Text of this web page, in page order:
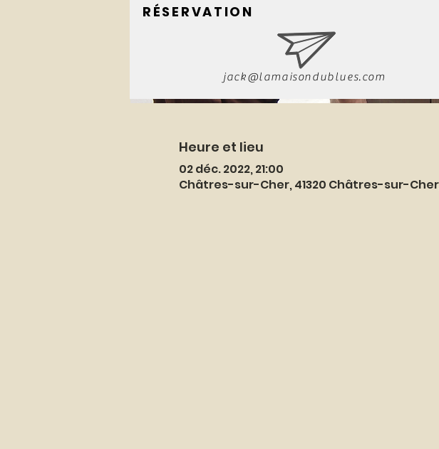
Heure et lieu
02 déc. 2022, 21:00
Châtres-sur-Cher, 41320 Châtres-sur-
jack@lamaisondublues.com
RÉSERVATION